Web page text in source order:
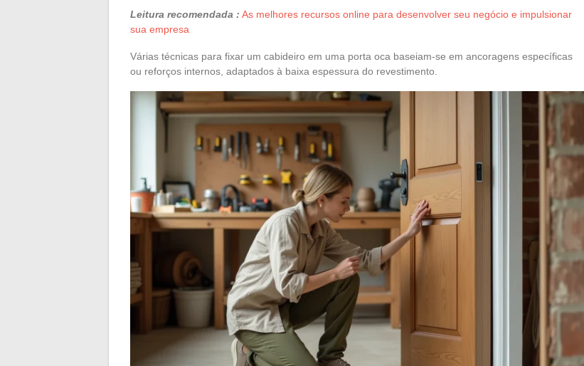
Leitura recomendada : As melhores recursos online para desenvolver seu negócio e impulsionar
sua empresa
Várias técnicas para fixar um cabideiro em uma porta oca baseiam-se em ancoragens específicas
ou reforços internos, adaptados à baixa espessura do revestimento.